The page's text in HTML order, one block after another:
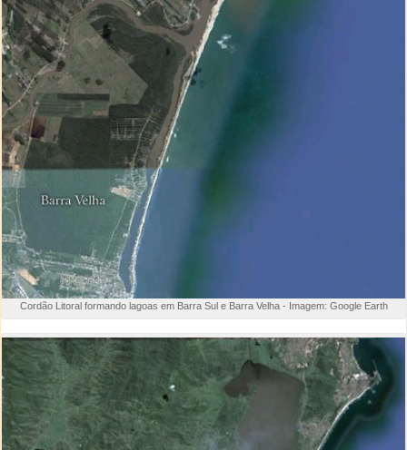
Cordão Litoral formando lagoas em Barra Sul e Barra Velha - Imagem: Google Earth